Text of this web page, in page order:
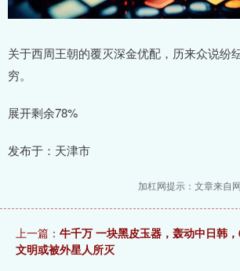
关于西周王朝的覆灭深金优配，历来众说纷
穷。
展开剩余78%
发布于：天津市
加杠网提示：文章来自
上一篇： 牛千万 一块黑皮玉器，轰动中日韩
文明或被外星人所灭